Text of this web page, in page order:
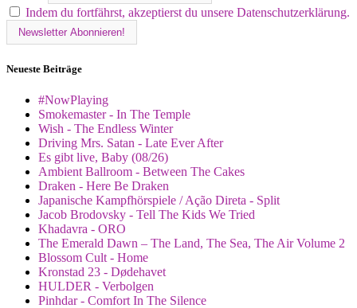
Indem du fortfährst, akzeptierst du unsere Datenschutzerklärung.
Neueste Beiträge
#NowPlaying
Smokemaster - In The Temple
Wish - The Endless Winter
Driving Mrs. Satan - Late Ever After
Es gibt live, Baby (08/26)
Ambient Ballroom - Between The Cakes
Draken - Here Be Draken
Japanische Kampfhörspiele / Ação Direta - Split
Jacob Brodovsky - Tell The Kids We Tried
Khadavra - ORO
The Emerald Dawn – The Land, The Sea, The Air Volume 2
Blossom Cult - Home
Kronstad 23 - Dødehavet
HULDER - Verbolgen
Pinhdar - Comfort In The Silence